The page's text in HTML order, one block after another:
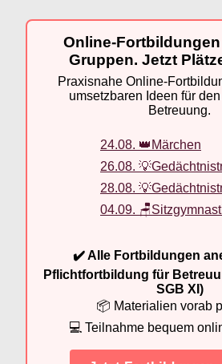
Online-
Gruppen. Jetzt
Praxisnahe Online-
umsetzbaren Ideen für
Betreuung.
24.08. 👑Märchen
26.08.
28.08.
04.09.
✔️ Alle Fortbildungen
Pflichtfortbildung für
SGB XI)
📦 Materialien vorab
💻 Teilnahme bequem